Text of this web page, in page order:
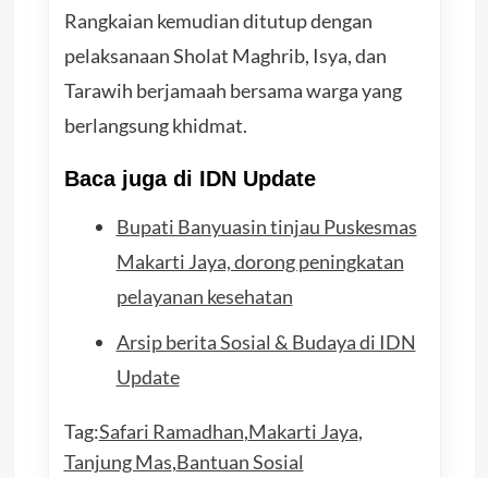
Rangkaian kemudian ditutup dengan
pelaksanaan Sholat Maghrib, Isya, dan
Tarawih berjamaah bersama warga yang
berlangsung khidmat.
Baca juga di IDN Update
Bupati Banyuasin tinjau Puskesmas
Makarti Jaya, dorong peningkatan
pelayanan kesehatan
Arsip berita Sosial & Budaya di IDN
Update
Tag:Safari Ramadhan,Makarti Jaya,
Tanjung Mas,Bantuan Sosial